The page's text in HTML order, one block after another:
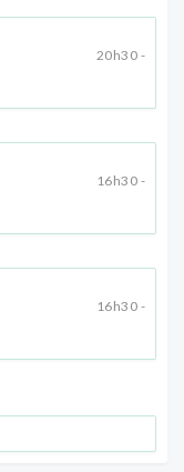
20h30 -
16h30 -
16h30 -